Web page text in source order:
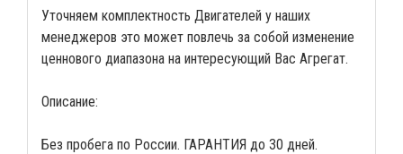
Уточняем комплектность Двигателей у наших
менеджеров это может повлечь за собой изменение
ценнового диапазона на интересующий Вас Агрегат.
Описание:
Без пробега по России. ГАРАНТИЯ до 30 дней.